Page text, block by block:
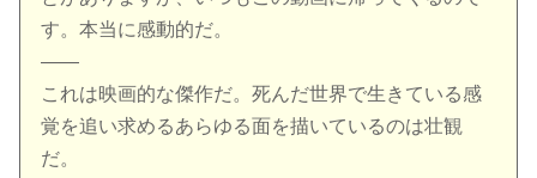
す。本当に感動的だ。
——
これは映画的な傑作だ。死んだ世界で生きている感
覚を追い求めるあらゆる面を描いているのは壮観
だ。